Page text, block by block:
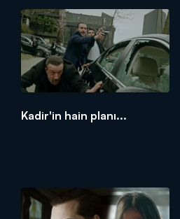
Kadir'in hain planı...